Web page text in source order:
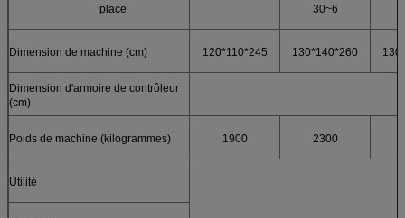
place 30~6
Dimension de machine (cm) 120*110*245 130*140*260
Dimension d'armoire de contrôleur
(cm)
Poids de machine (kilogrammes) 1900 2300
Utilité